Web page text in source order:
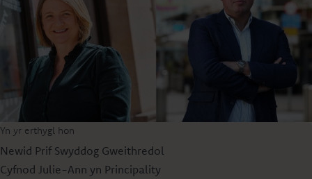
Yn yr erthygl hon
Newid Prif Swyddog Gweithredol
Cyfnod Julie-Ann yn Principality